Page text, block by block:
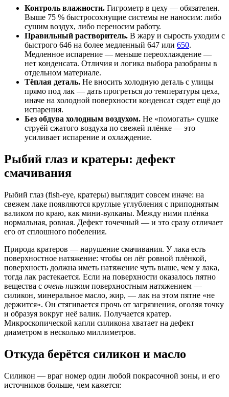
Контроль влажности. Гигрометр в цеху — обязателен.
Выше 75 % быстросохнущие системы не наносим: либо
сушим воздух, либо переносим работу.
Правильный растворитель. В жару и сырость уходим с
быстрого 646 на более медленный 647 или 650.
Медленное испарение — меньше переохлаждение —
нет конденсата. Отличия и логика выбора разобраны в
отдельном материале.
Тёплая деталь. Не вносить холодную деталь с улицы
прямо под лак — дать прогреться до температуры цеха,
иначе на холодной поверхности конденсат сядет ещё до
испарения.
Без обдува холодным воздухом. Не «помогать» сушке
струёй сжатого воздуха по свежей плёнке — это
усиливает испарение и охлаждение.
Рыбий глаз и кратеры: дефект
смачивания
Рыбий глаз (fish-eye, кратеры) выглядит совсем иначе: на
свежем лаке появляются круглые углубления с приподнятым
валиком по краю, как мини-вулканы. Между ними плёнка
нормальная, ровная. Дефект точечный — и это сразу отличает
его от сплошного побеления.
Природа кратеров — нарушение смачивания. У лака есть
поверхностное натяжение: чтобы он лёг ровной плёнкой,
поверхность должна иметь натяжение чуть выше, чем у лака,
тогда лак растекается. Если на поверхности оказалось пятно
вещества с очень низким поверхностным натяжением —
силикон, минеральное масло, жир, — лак на этом пятне «не
держится». Он стягивается прочь от загрязнения, оголяя точку
и образуя вокруг неё валик. Получается кратер.
Микроскопической капли силикона хватает на дефект
диаметром в несколько миллиметров.
Откуда берётся силикон и масло
Силикон — враг номер один любой покрасочной зоны, и его
источников больше, чем кажется: